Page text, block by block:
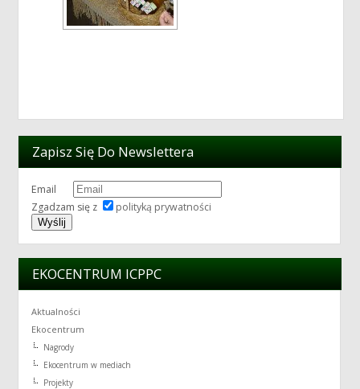
Zapisz Się Do Newslettera
Email
Zgadzam się z
polityką prywatności
EKOCENTRUM ICPPC
Aktualności
Ekocentrum
Nagrody
Ekocentrum w mediach
Projekty